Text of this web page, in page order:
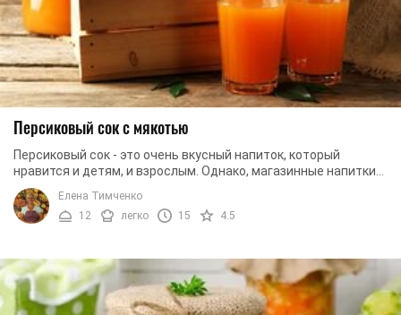
Персиковый сок с мякотью
Персиковый сок - это очень вкусный напиток, который
нравится и детям, и взрослым. Однако, магазинные напитки
не содержат необходимых полезных ...
Елена Тимченко
12
легко 15 4.5